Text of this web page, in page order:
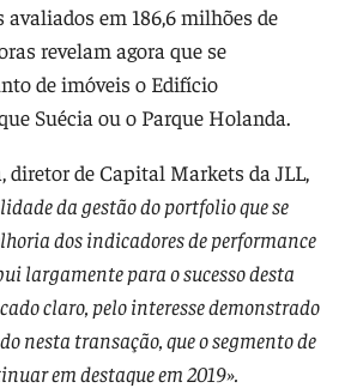
em 186,6 milhões de
revelam agora que se
de imóveis o Edifício
Suécia ou o Parque Holanda.
diretor de Capital Markets da JLL,
da gestão do portfolio que se
dos indicadores de performance
largamente para o sucesso desta
claro, pelo interesse demonstrado
nesta transação, que o segmento de
em destaque em 2019».